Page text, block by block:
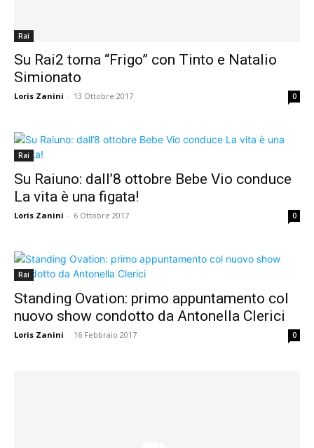
Rai
Su Rai2 torna “Frigo” con Tinto e Natalio
Simionato
Loris Zanini - 13 Ottobre 2017 0
Rai
Su Raiuno: dall’8 ottobre Bebe Vio conduce
La vita è una figata!
Loris Zanini - 6 Ottobre 2017 0
Rai
Standing Ovation: primo appuntamento col
nuovo show condotto da Antonella Clerici
Loris Zanini - 16 Febbraio 2017 0